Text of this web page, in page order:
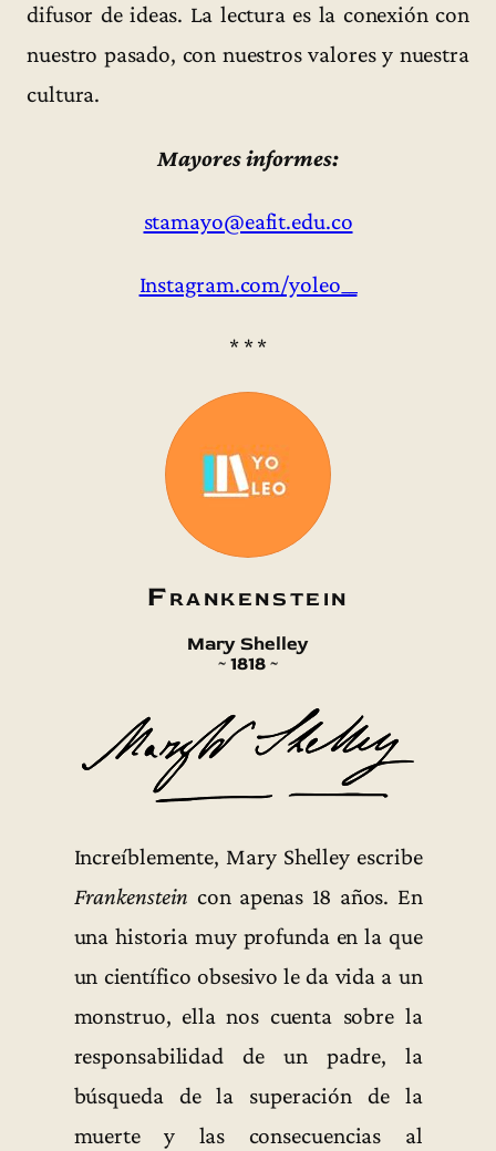
difusor de ideas. La lectura es la conexión con
nuestro pasado, con nuestros valores y nuestra
cultura.
Mayores informes:
stamayo@eafit.edu.co
Instagram.com/yoleo__
* * *
Frankenstein
Mary Shelley
~ 1818 ~
Increíblemente, Mary Shelley escribe
Frankenstein con apenas 18 años. En
una historia muy profunda en la que
un científico obsesivo le da vida a un
monstruo, ella nos cuenta sobre la
responsabilidad de un padre, la
búsqueda de la superación de la
muerte y las consecuencias al